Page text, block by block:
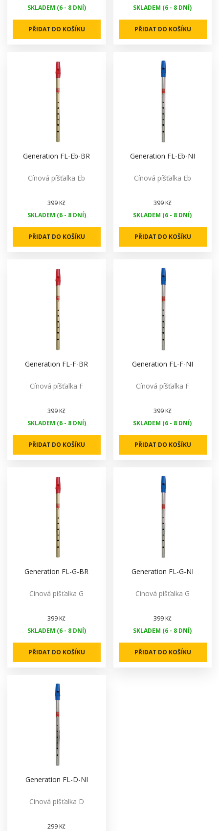
SKLADEM (6 - 8 DNÍ)
PŘIDAT DO KOŠÍKU
SKLADEM (6 - 8 DNÍ)
PŘIDAT DO KOŠÍKU
Generation FL-Eb-BR
Cínová píšťalka Eb
399 Kč
SKLADEM (6 - 8 DNÍ)
PŘIDAT DO KOŠÍKU
Generation FL-Eb-NI
Cínová píšťalka Eb
399 Kč
SKLADEM (6 - 8 DNÍ)
PŘIDAT DO KOŠÍKU
Generation FL-F-BR
Cínová píšťalka F
399 Kč
SKLADEM (6 - 8 DNÍ)
PŘIDAT DO KOŠÍKU
Generation FL-F-NI
Cínová píšťalka F
399 Kč
SKLADEM (6 - 8 DNÍ)
PŘIDAT DO KOŠÍKU
Generation FL-G-BR
Cínová píšťalka G
399 Kč
SKLADEM (6 - 8 DNÍ)
PŘIDAT DO KOŠÍKU
Generation FL-G-NI
Cínová píšťalka G
399 Kč
SKLADEM (6 - 8 DNÍ)
PŘIDAT DO KOŠÍKU
Generation FL-D-NI
Cínová píšťalka D
299 Kč